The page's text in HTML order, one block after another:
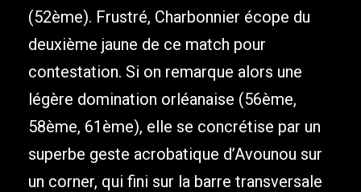
(52ème). Frustré, Charbonnier écope du
deuxième jaune de ce match pour
contestation. Si on remarque alors une
légère domination orléanaise (56ème,
58ème, 61ème), elle se concrétise par un
superbe geste acrobatique d’Avounou sur
un corner, qui fini sur la barre transversale